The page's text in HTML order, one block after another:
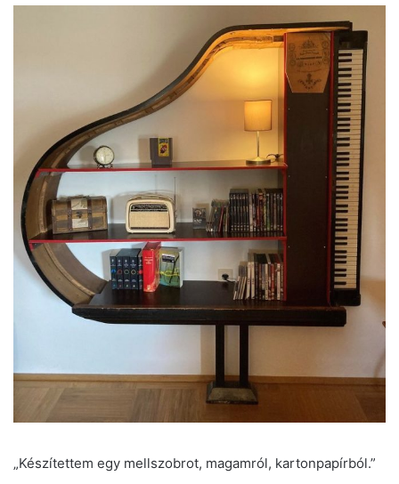
„Készítettem egy mellszobrot, magamról, kartonpapírból.”